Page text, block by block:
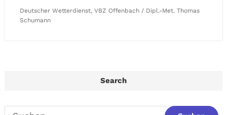
Deutscher Wetterdienst, VBZ Offenbach / Dipl.-Met. Thomas
Schumann
Search